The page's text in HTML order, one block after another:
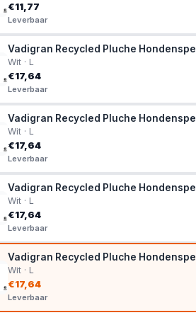
€11,77
Leverbaar
Vadigran Recycled Pluche
Wit · L
€17,64
Leverbaar
Vadigran Recycled Pluche
Wit · L
€17,64
Leverbaar
Vadigran Recycled Pluche
Wit · L
€17,64
Leverbaar
Vadigran Recycled Pluche
Wit · L
€17,64
Leverbaar